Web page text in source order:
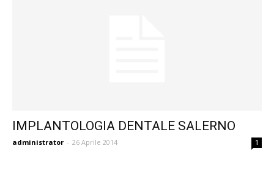
IMPLANTOLOGIA DENTALE SALERNO
administrator - 26 Aprile 2014 1